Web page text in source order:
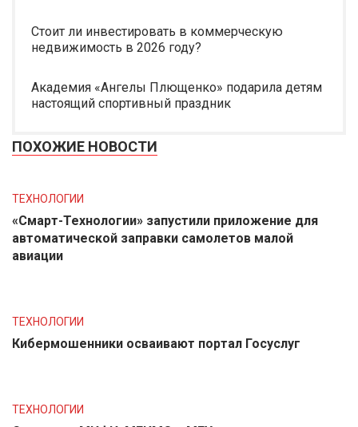
Стоит ли инвестировать в коммерческую
недвижимость в 2026 году?
Академия «Ангелы Плющенко» подарила детям
настоящий спортивный праздник
ПОХОЖИЕ НОВОСТИ
ТЕХНОЛОГИИ
«Смарт-Технологии» запустили приложение для
автоматической заправки самолетов малой
авиации
ТЕХНОЛОГИИ
Кибермошенники осваивают портал Госуслуг
ТЕХНОЛОГИИ